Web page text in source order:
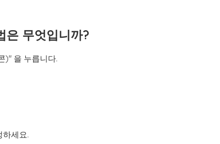
은 무엇입니까?
)" 을 누릅니다.
하세요.